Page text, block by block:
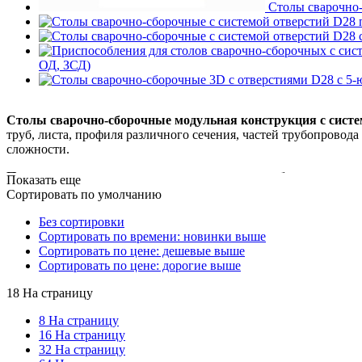
Столы
ОД, ЗСД)
Столы сварочно-сборочные модульная конструкция с
труб, листа, профиля различного сечения, частей
сложности.
Преимущество применения столов сварочно-сборочных с
Столы сварочно-сборочные с системой отверстий D28
роботизированной сварки.
Наличие координатной сетки с шагом рисок 100 мм
сборочного стола, позволяет сократить время на установку
свариваемые детали от риски, что исключает
Заказчика возможно изготовление столов серии ССД без
Высокая точность позиционирования заготовок
Наличие пяти рабочих плоскостей на сварочно-сборочных
формы.
Показать еще
Сортировать по умолчанию
Без сортировки
Сортировать по времени: новинки выше
Сортировать по цене: дешевые выше
Сортировать по цене: дорогие выше
18 На страницу
8 На страницу
16 На страницу
32 На страницу